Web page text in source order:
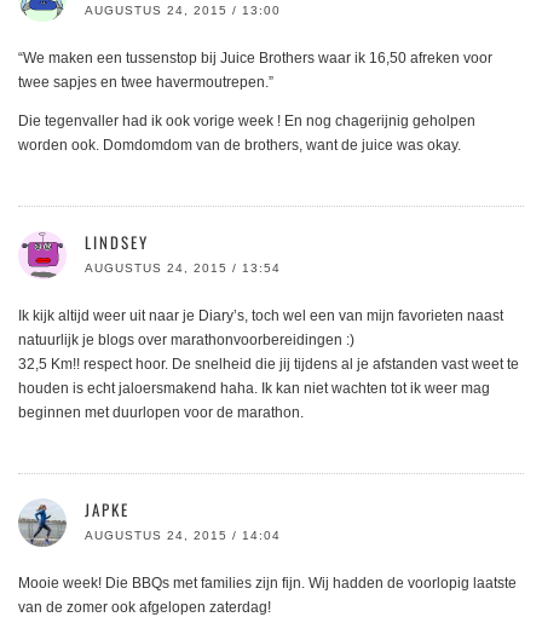
AUGUSTUS 24, 2015 / 13:00
“We maken een tussenstop bij Juice Brothers waar ik 16,50 afreken voor
twee sapjes en twee havermoutrepen.”
Die tegenvaller had ik ook vorige week ! En nog chagerijnig geholpen
worden ook. Domdomdom van de brothers, want de juice was okay.
LINDSEY
AUGUSTUS 24, 2015 / 13:54
Ik kijk altijd weer uit naar je Diary’s, toch wel een van mijn favorieten naast
natuurlijk je blogs over marathonvoorbereidingen :)
32,5 Km!! respect hoor. De snelheid die jij tijdens al je afstanden vast weet te
houden is echt jaloersmakend haha. Ik kan niet wachten tot ik weer mag
beginnen met duurlopen voor de marathon.
JAPKE
AUGUSTUS 24, 2015 / 14:04
Mooie week! Die BBQs met families zijn fijn. Wij hadden de voorlopig laatste
van de zomer ook afgelopen zaterdag!